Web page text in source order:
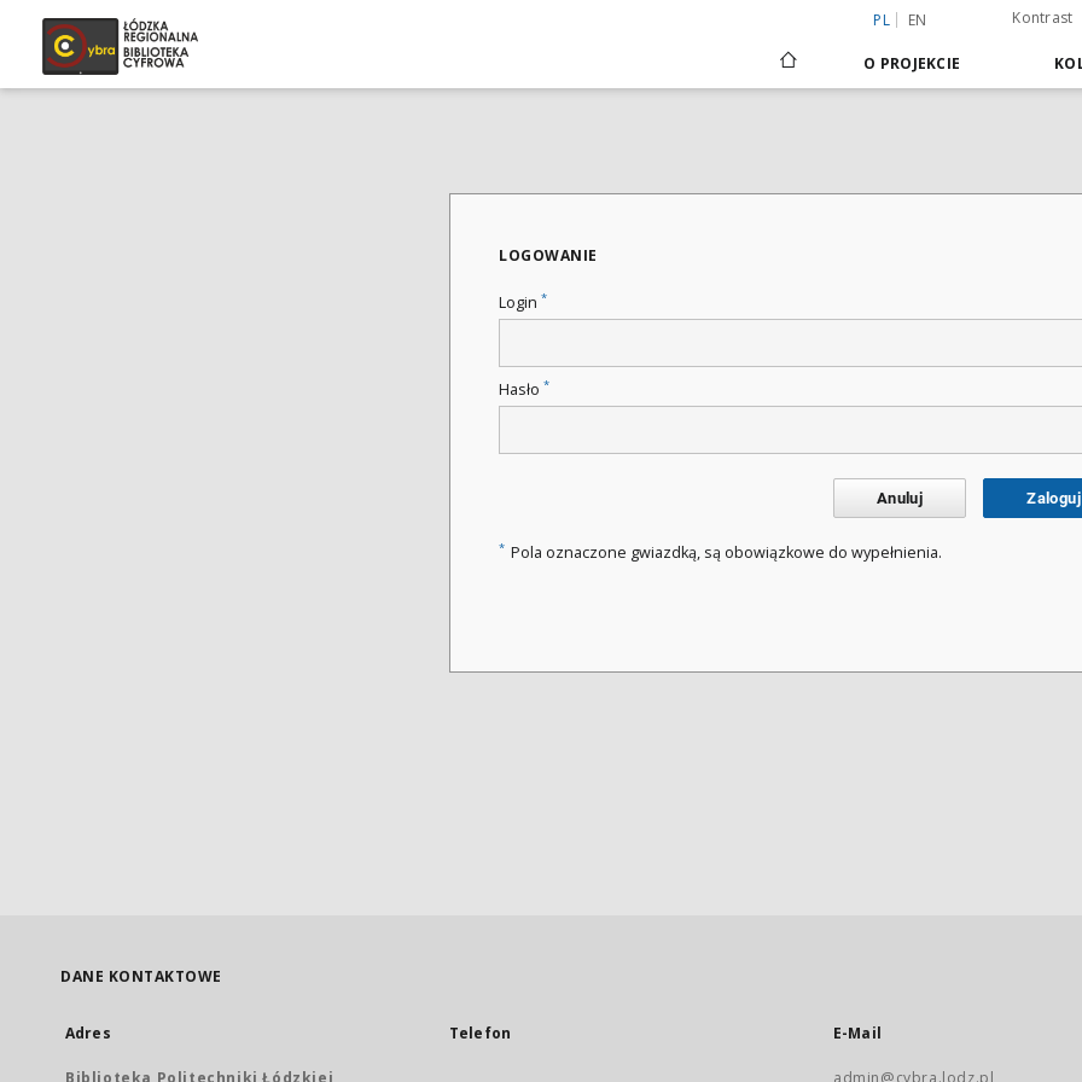
PL EN Kontrast
O PROJEKCIE
LOGOWANIE
Login *
Hasło *
Anuluj Zaloguj
* Pola oznaczone gwiazdką, są obowiązkowe do wypełnienia.
DANE KONTAKTOWE
Adres
Biblioteka Politechniki Łódzkiej
Telefon E-Mail
admin@cybra.lodz.pl